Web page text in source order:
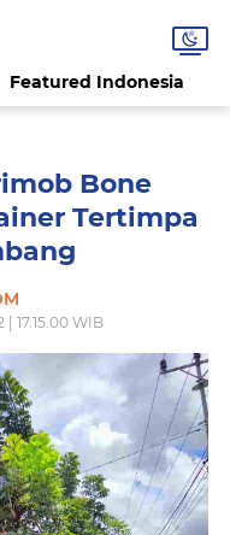
Featured Indonesia
Bone
Tertimpa
17.15.00 WIB